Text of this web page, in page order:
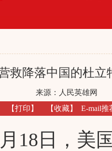
救降落中国的杜
来源：
人民英雄网
【打印 】 【收藏】 E-mail推
18日，美